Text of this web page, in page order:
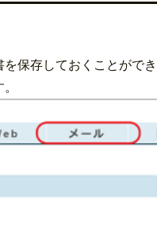
保存しておくことがで